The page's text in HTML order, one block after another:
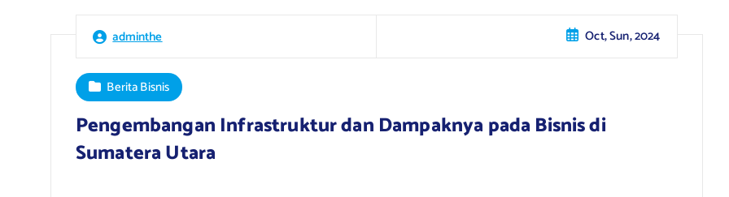
adminthe Oct, Sun, 2024
Berita Bisnis
Pengembangan Infrastruktur dan Dampaknya pada Bisnis di
Sumatera Utara